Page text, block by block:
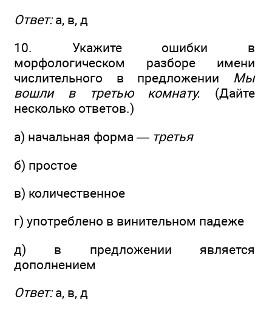
Ответ:а, в, д
10. Укажите ошибки в
морфологическом разборе имени
числительного в предложении Мы
вошли в третью комнату. (Дайте
несколько ответов.)
а) начальная форма — третья
б) простое
в) количественное
г) употреблено в винительном падеже
д) в предложении является
дополнением
Ответ:а, в, д